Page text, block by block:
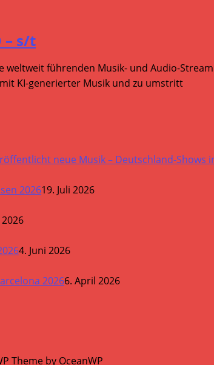
– s/t
weltweit führenden Musik- und Audio-
KI-generierter Musik und zu umstritt
neue Musik – Deutschland-Shows
202619. Juli 2026
2026
4. Juni 2026
20266. April 2026
Theme by OceanWP